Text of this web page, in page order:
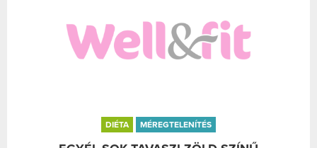
DIÉTA MÉREGTELENÍTÉS